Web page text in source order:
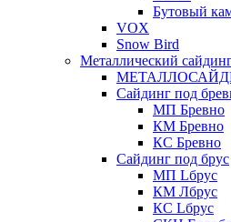
Бутовый
VOX
Snow Bird
Металлический
Сайдинг под
МП Бревно
КМ Бревно
КС Бревно
Сайдинг под брус
МП Lбрус
КМ Лбрус
КС Lбрус